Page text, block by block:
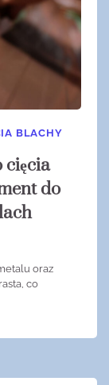
BLACHY
cięcia
do
oraz
co